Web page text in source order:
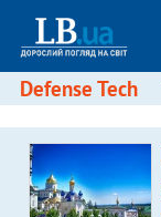
Defense Tech